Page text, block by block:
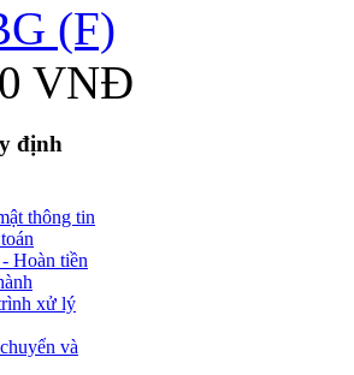
(F)
VNĐ
định
thông tin
Hoàn tiền
xử lý
và